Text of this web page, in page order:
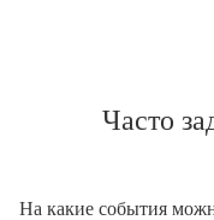
Часто
На какие события